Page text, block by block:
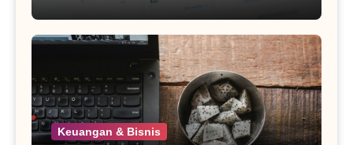
Keuangan & Bisnis